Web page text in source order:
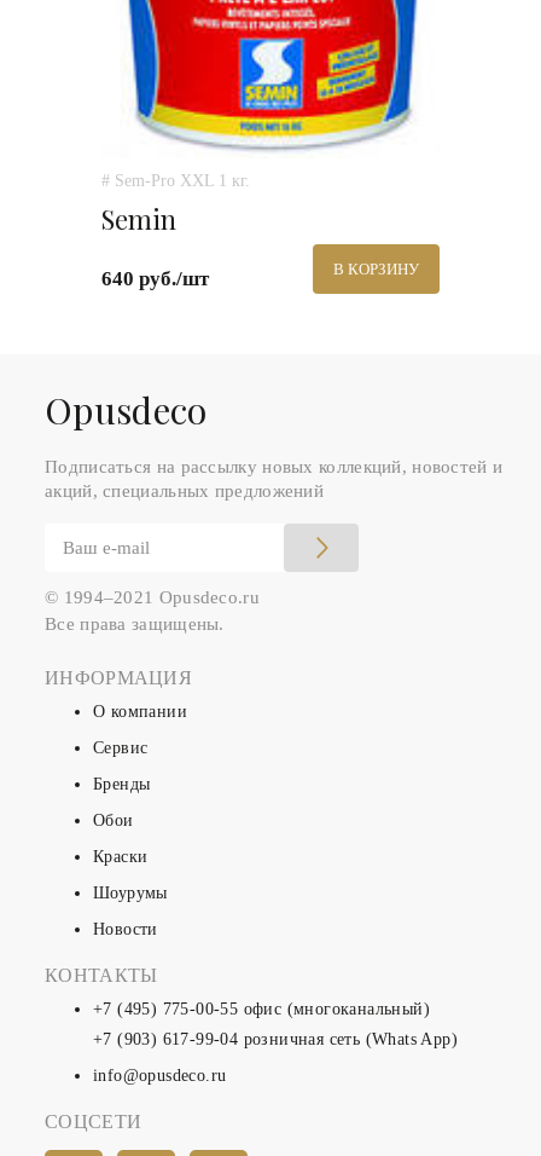
# Sem-Pro XXL 1 кг.
Semin
640 руб./шт В КОРЗИНУ
Оpusdeco
Подписаться на рассылку новых коллекций, новостей и
акций, специальных предложений
© 1994–2021 Opusdeco.ru
Все права защищены.
ИНФОРМАЦИЯ
О компании
Сервис
Бренды
Обои
Краски
Шоурумы
Новости
КОНТАКТЫ
+7 (495) 775-00-55 офис (многоканальный)
+7 (903) 617-99-04 розничная сеть (Whats App)
info@opusdeco.ru
СОЦСЕТИ